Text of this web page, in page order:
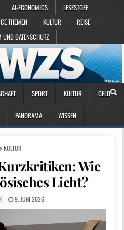
AI-ECONOMICS
LESESTOFF
THEMEN KULTUR
REISE
UND DATENSCHUTZ
SPORT KULTUR GELD
PANORAMA WISSEN
POSTED IN
KULTUR
Wie
Licht?
9. JUNI 2026